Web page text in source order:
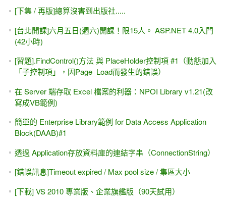
[下集 / 再版]總算沒害到出版社.....
[台北開課]六月五日(週六)開課！限15人。 ASP.NET 4.0入門
(42小時)
[習題].FindControl()方法 與 PlaceHolder控制項 #1（動態加入
「子控制項」，因Page_Load而發生的錯誤）
在 Server 端存取 Excel 檔案的利器：NPOI Library v1.21(改
寫成VB範例)
簡單的 Enterprise Library範例 for Data Access Application
Block(DAAB)#1
透過 Application存放資料庫的連結字串（ConnectionString）
[錯誤訊息]Timeout expired / Max pool size / 集區大小
[下載] VS 2010 專業版、企業旗艦版（90天試用）